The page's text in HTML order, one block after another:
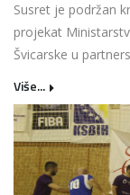
Susret je podržan
projekat
Švicarske u
Više...